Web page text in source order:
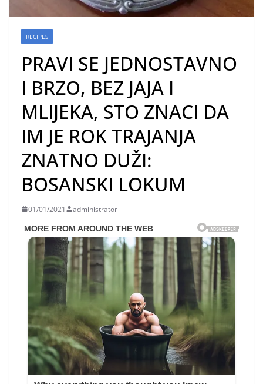
RECIPES
PRAVI SE JEDNOSTAVNO
I BRZO, BEZ JAJA I
MLIJEKA, STO ZNACI DA
IM JE ROK TRAJANJA
ZNATNO DUŽI:
BOSANSKI LOKUM
01/01/2021 administrator